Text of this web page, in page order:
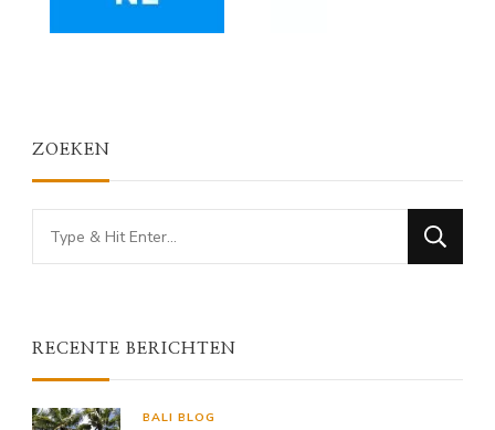
ZOEKEN
Looking
for
RECENTE BERICHTEN
BALI BLOG